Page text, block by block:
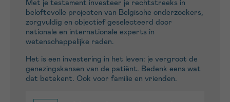
Met je testament investeer je rechtstreeks in
beloftevolle projecten van Belgische onderzoekers,
zorgvuldig en objectief geselecteerd door
nationale en internationale experts in
wetenschappelijke raden.
Het is een investering in het leven: je vergroot de
genezingskansen van de patiënt. Bedenk eens wat
dat betekent. Ook voor familie en vrienden.
Bel ons op 0800 15 802
ma-vrij 9u tot 18u
Via ons
contactformulier
EMAIL
16h-18h